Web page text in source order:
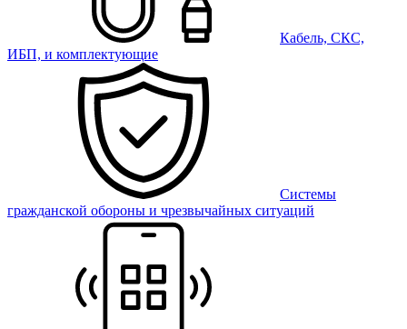
Кабель, СКС,
ИБП, и комплектующие
Системы
гражданской обороны и чрезвычайных ситуаций